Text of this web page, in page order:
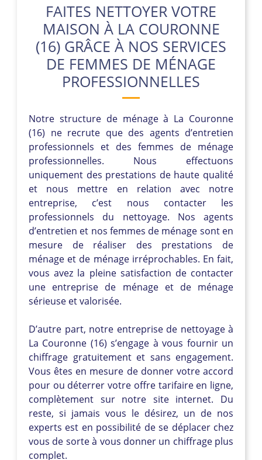
FAITES NETTOYER VOTRE
MAISON À LA COURONNE
(16) GRÂCE À NOS SERVICES
DE FEMMES DE MÉNAGE
PROFESSIONNELLES
Notre structure de ménage à La Couronne
(16) ne recrute que des agents d’entretien
professionnels et des femmes de ménage
professionnelles. Nous effectuons
uniquement des prestations de haute qualité
et nous mettre en relation avec notre
entreprise, c’est nous contacter les
professionnels du nettoyage. Nos agents
d’entretien et nos femmes de ménage sont en
mesure de réaliser des prestations de
ménage et de ménage irréprochables. En fait,
vous avez la pleine satisfaction de contacter
une entreprise de ménage et de ménage
sérieuse et valorisée.
D’autre part, notre entreprise de nettoyage à
La Couronne (16) s’engage à vous fournir un
chiffrage gratuitement et sans engagement.
Vous êtes en mesure de donner votre accord
pour ou déterrer votre offre tarifaire en ligne,
complètement sur notre site internet. Du
reste, si jamais vous le désirez, un de nos
experts est en possibilité de se déplacer chez
vous de sorte à vous donner un chiffrage plus
complet.